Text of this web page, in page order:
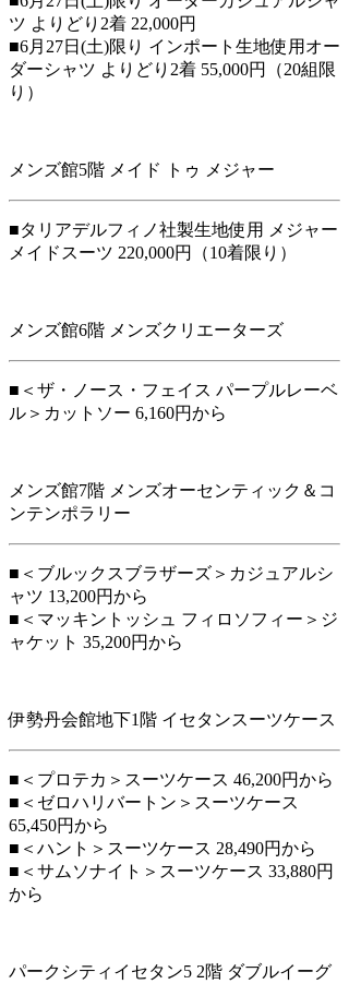
ツ よりどり2着 22,000円
■6月27日(土)限り インポート生地使用オー
ダーシャツ よりどり2着 55,000円（20組限
り）
メンズ館5階 メイド トゥ メジャー
■タリアデルフィノ社製生地使用 メジャー
メイドスーツ 220,000円（10着限り）
メンズ館6階 メンズクリエーターズ
■＜ザ・ノース・フェイス パープルレーベ
ル＞カットソー 6,160円から
メンズ館7階 メンズオーセンティック＆コ
ンテンポラリー
■＜ブルックスブラザーズ＞カジュアルシ
ャツ 13,200円から
■＜マッキントッシュ フィロソフィー＞ジ
ャケット 35,200円から
伊勢丹会館地下1階 イセタンスーツケース
■＜プロテカ＞スーツケース 46,200円から
■＜ゼロハリバートン＞スーツケース
65,450円から
■＜ハント＞スーツケース 28,490円から
■＜サムソナイト＞スーツケース 33,880円
から
パークシティイセタン5 2階 ダブルイーグ